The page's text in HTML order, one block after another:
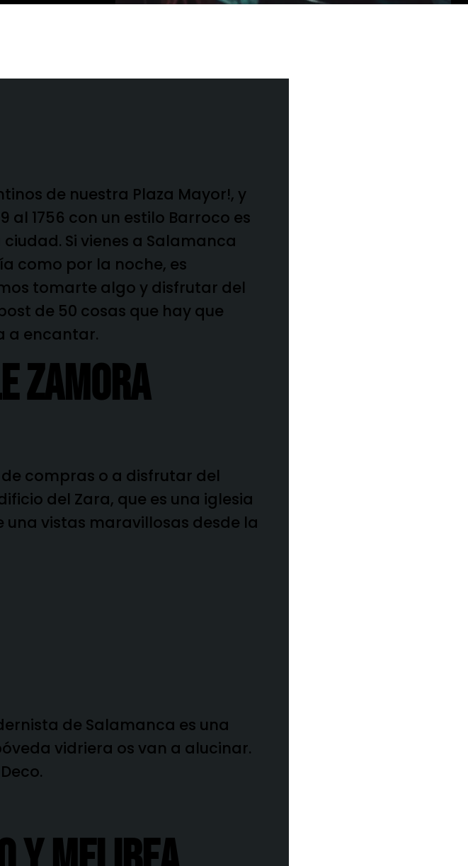
de nuestra Plaza Mayor!, y
al 1756 con un estilo Barroco es
Si vienes a Salamanca
como por la noche, es
tomarte algo y disfrutar del
de 50 cosas que hay que
a encantar.
Zamora
compras o a disfrutar del
del Zara, que es una iglesia
vistas maravillosas desde la
de Salamanca es una
vidriera os van a alucinar.